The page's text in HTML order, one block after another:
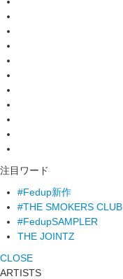
注目ワード
#Fedup新作
#THE SMOKERS CLUB
#FedupSAMPLER
THE JOINTZ
CLOSE
ARTISTS